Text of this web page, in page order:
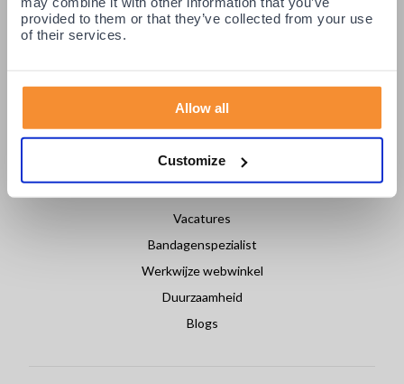
provided to them or that they’ve collected from your use
of their services.
Allow all
Customize
Login partners
OVER PODOBRACE
Over ons
Vacatures
Bandagenspezialist
Werkwijze webwinkel
Duurzaamheid
Blogs